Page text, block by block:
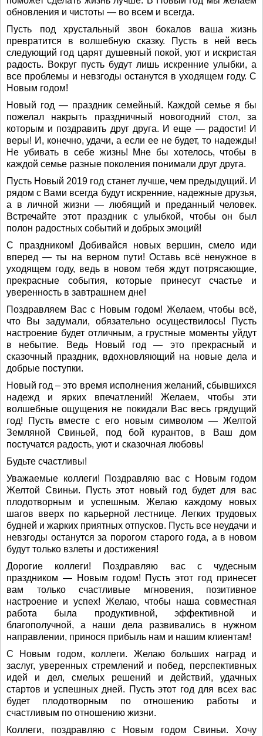
обновления и чистоты — во всем и всегда.
Пусть под хрустальный звон бокалов ваша жизнь
превратится в волшебную сказку. Пусть в ней весь
следующий год царят душевный покой, уют и искристая
радость. Вокруг пусть будут лишь искренние улыбки, а
все проблемы и невзгоды останутся в уходящем году. С
Новым годом!
Новый год — праздник семейный. Каждой семье я бы
пожелал накрыть праздничный новогодний стол, за
которым и поздравить друг друга. И еще — радости! И
веры! И, конечно, удачи, а если ее не будет, то надежды!
Не убивать в себе жизнь! Мне бы хотелось, чтобы в
каждой семье разные поколения понимали друг друга.
Пусть Новый 2019 год станет лучше, чем предыдущий. И
рядом с Вами всегда будут искренние, надежные друзья,
а в личной жизни — любящий и преданный человек.
Встречайте этот праздник с улыбкой, чтобы он был
полон радостных событий и добрых эмоций!
С праздником! Добивайся новых вершин, смело иди
вперед — ты на верном пути! Оставь всё ненужное в
уходящем году, ведь в новом тебя ждут потрясающие,
прекрасные события, которые принесут счастье и
уверенность в завтрашнем дне!
Поздравляем Вас с Новым годом! Желаем, чтобы всё,
что Вы задумали, обязательно осуществилось! Пусть
настроение будет отличным, а грустные моменты уйдут
в небытие. Ведь Новый год — это прекрасный и
сказочный праздник, вдохновляющий на новые дела и
добрые поступки.
Новый год – это время исполнения желаний, сбывшихся
надежд и ярких впечатлений! Желаем, чтобы эти
волшебные ощущения не покидали Вас весь грядущий
год! Пусть вместе с его новым символом — Желтой
Земляной Свиньей, под бой курантов, в Ваш дом
постучатся радость, уют и сказочная любовь!
Будьте счастливы!
Уважаемые коллеги! Поздравляю вас с Новым годом
Желтой Свиньи. Пусть этот новый год будет для вас
плодотворным и успешным. Желаю каждому новых
шагов вверх по карьерной лестнице. Легких трудовых
будней и жарких приятных отпусков. Пусть все неудачи и
невзгоды останутся за порогом старого года, а в новом
будут только взлеты и достижения!
Дорогие коллеги! Поздравляю вас с чудесным
праздником — Новым годом! Пусть этот год принесет
вам только счастливые мгновения, позитивное
настроение и успех! Желаю, чтобы наша совместная
работа была продуктивной, эффективной и
благополучной, а наши дела развивались в нужном
направлении, принося прибыль нам и нашим клиентам!
С Новым годом, коллеги. Желаю больших наград и
заслуг, уверенных стремлений и побед, перспективных
идей и дел, смелых решений и действий, удачных
стартов и успешных дней. Пусть этот год для всех вас
будет плодотворным по отношению работы и
счастливым по отношению жизни.
Коллеги, поздравляю с Новым годом Свиньи. Хочу